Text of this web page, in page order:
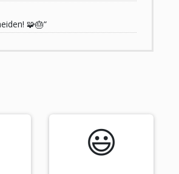
🧩🎂“
😃️